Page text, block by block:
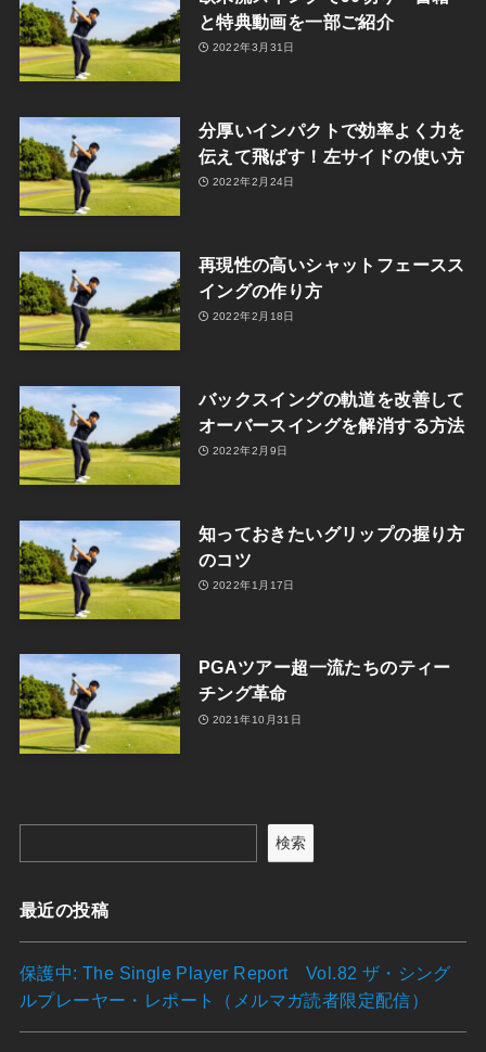
と特典動画を一部ご紹介
2022年3月31日
分厚いインパクトで効率よく力を
伝えて飛ばす！左サイドの使い方
2022年2月24日
再現性の高いシャットフェースス
イングの作り方
2022年2月18日
バックスイングの軌道を改善して
オーバースイングを解消する方法
2022年2月9日
知っておきたいグリップの握り方
のコツ
2022年1月17日
PGAツアー超一流たちのティー
チング革命
2021年10月31日
検索
最近の投稿
保護中: The Single Player Report Vol.82 ザ・シング
ルプレーヤー・レポート（メルマガ読者限定配信）